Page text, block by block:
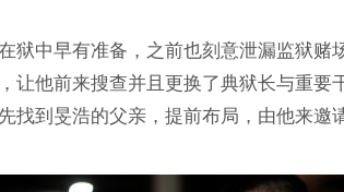
狱中早有准备，之前也刻意泄漏监狱赌
让他前来搜查并且更换了典狱长与重要
找到旻浩的父亲，提前布局，由他来邀